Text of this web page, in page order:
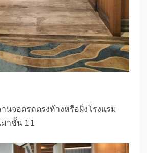
นจอดรถตรงห้างหรือฝั่งโรงแรม
าชั้น 11